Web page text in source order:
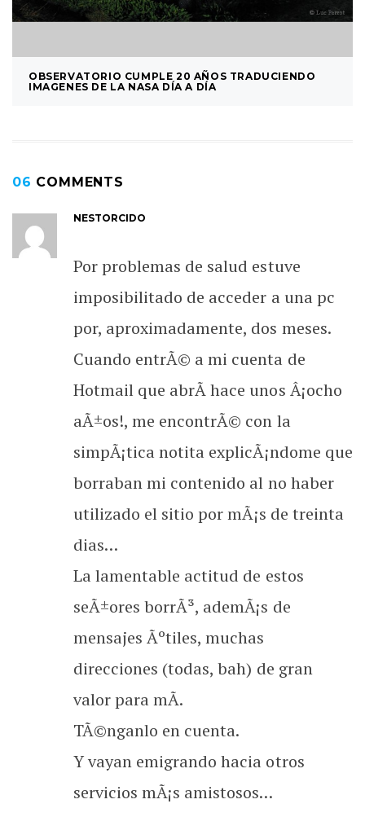
OBSERVATORIO CUMPLE 20 AÑOS TRADUCIENDO
IMAGENES DE LA NASA DÍA A DÍA
06 COMMENTS
NESTORCIDO
Por problemas de salud estuve
imposibilitado de acceder a una pc
por, aproximadamente, dos meses.
Cuando entrÃ© a mi cuenta de
Hotmail que abrÃ­ hace unos Â¡ocho
aÃ±os!, me encontrÃ© con la
simpÃ¡tica notita explicÃ¡ndome que
borraban mi contenido al no haber
utilizado el sitio por mÃ¡s de treinta
dias…
La lamentable actitud de estos
seÃ±ores borrÃ³, ademÃ¡s de
mensajes Ãºtiles, muchas
direcciones (todas, bah) de gran
valor para mÃ­.
TÃ©nganlo en cuenta.
Y vayan emigrando hacia otros
servicios mÃ¡s amistosos…